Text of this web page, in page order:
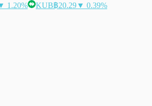
1.20% KUB฿20.29▼ 0.39%